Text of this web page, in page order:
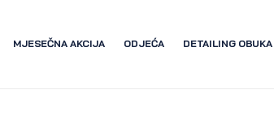
MJESEČNA AKCIJA ODJEĆA DETAILING OBUKA